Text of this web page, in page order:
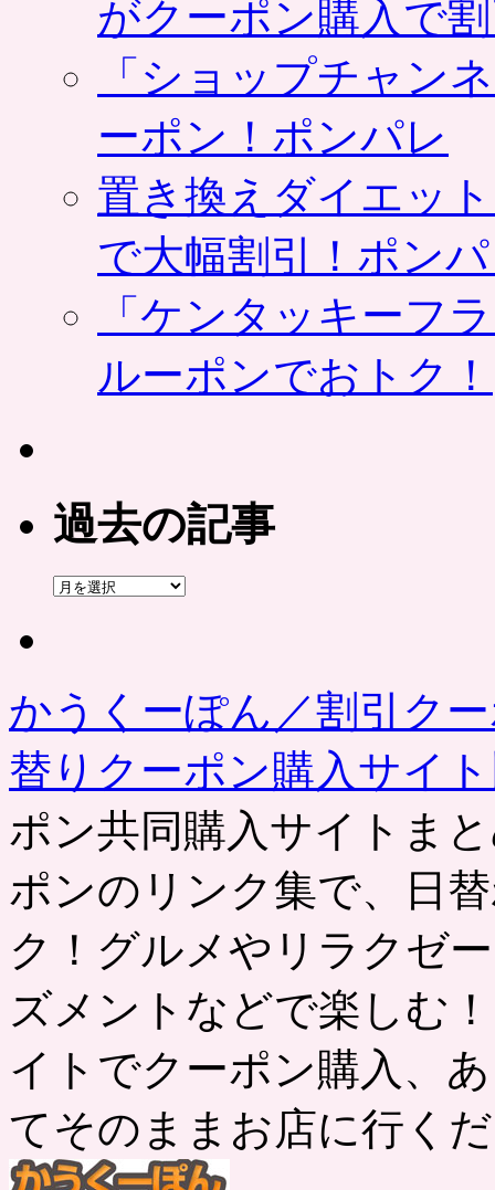
がクーポン購入で
「ショップチャン
ーポン！ポンパレ
置き換えダイエッ
で大幅割引！ポン
「ケンタッキーフ
ルーポンでおトク！
過去の記事
過
かうくーぽん／割引ク
替りクーポン購入サイ
ポン共同購入サイトま
ポンのリンク集で、日
ク！グルメやリラクゼ
ズメントなどで楽しむ
イトでクーポン購入、
てそのままお店に行く